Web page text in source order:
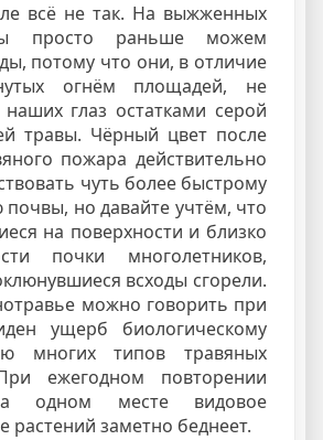
всё не так. На выжженных
просто раньше можем
потому что они, в отличие
огнём площадей, не
глаз остатками серой
травы. Чёрный цвет после
пожара действительно
чуть более быстрому
но давайте учтём, что
на поверхности и близко
почки многолетников,
всходы сгорели.
можно говорить при
ущерб биологическому
многих типов травяных
ежегодном повторении
одном месте видовое
растений заметно беднеет.